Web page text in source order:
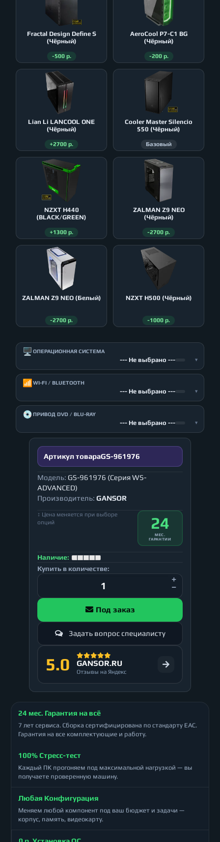
Fractal Design Define S
(Чёрный)
-500 р.
AeroСool P7-C1 BG
(Чёрный)
-200 р.
Lian Li LANCOOL ONE
(Чёрный)
+2700 р.
Cooler Master Silencio
550 (Чёрный)
Базовый
NZXT H440
(BLACK/GREEN)
+1300 р.
ZALMAN Z9 NEO
(Чёрный)
-2700 р.
ZALMAN Z9 NEO (Белый)
-2700 р.
NZXT H500 (Чёрный)
-1000 р.
🖥️ ОПЕРАЦИОННАЯ СИСТЕМА
--- Не выбрано --- ▾
📶 WI-FI / BLUETOOTH
--- Не выбрано --- ▾
💿ПРИВОД DVD / BLU-RAY
--- Не выбрано --- ▾
Артикул товараGS-961976
Модель: GS-961976 (Серия WS-
ADVANCED)
Производитель: GANSOR
↕ Цена меняется при выборе
опций
24
МЕС.
ГАРАНТИИ
Наличие:
Купить в количестве:
Под заказ
Задать вопрос специалисту
5.0 GANSOR.RU
Отзывы на Яндекс
24 мес. Гарантия на всё
7 лет сервиса. Сборка сертифицирована по стандарту ЕАС.
Гарантия на все комплектующие и работу.
100% Стресс-тест
Каждый ПК прогоняем под максимальной нагрузкой — вы
получаете проверенную машину.
Любая Конфигурация
Меняем любой компонент под ваш бюджет и задачи —
корпус, память, видеокарту.